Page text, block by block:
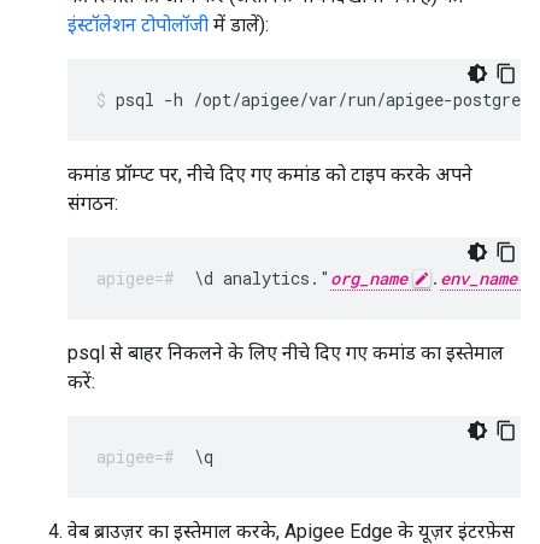
इंस्टॉलेशन टोपोलॉजी में डालें):
psql -h /opt/apigee/var/run/apigee-
कमांड प्रॉम्प्ट पर, नीचे दिए गए कमांड को टाइप करके अपने
संगठन:
\d analytics." org_name . env_name
psql से बाहर निकलने के लिए नीचे दिए गए कमांड का इस्तेमाल
करें:
\q
वेब ब्राउज़र का इस्तेमाल करके, Apigee Edge के यूज़र इंटरफ़ेस